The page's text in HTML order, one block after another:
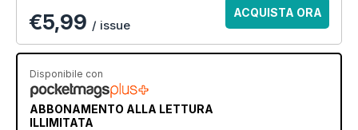
€5,99 / issue
ACQUISTA ORA
Disponibile con
ABBONAMENTO ALLA LETTURA
ILLIMITATA